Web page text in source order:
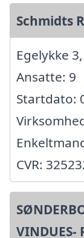
Schmidts
Egelykke
Ansatte: 9
Startdato:
CVR:
VINDUES-